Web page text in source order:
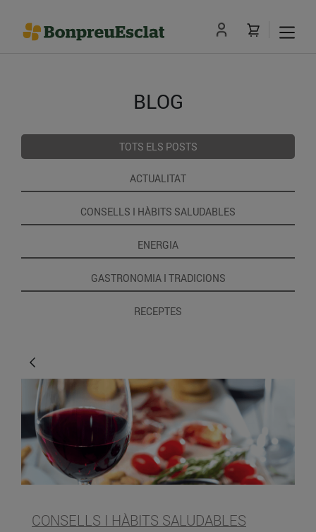
BLOG
TOTS ELS POSTS
ACTUALITAT
CONSELLS I HÀBITS SALUDABLES
ENERGIA
GASTRONOMIA I TRADICIONS
RECEPTES
CONSELLS I HÀBITS SALUDABLES